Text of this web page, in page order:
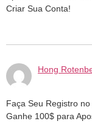
Criar Sua Conta!
Hong
Faça Seu Registro
Ganhe 100$ para